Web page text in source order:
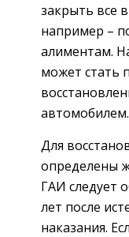
закрыть все
например –
алиментам.
может стать
автомобилем.
Для
определены
ГАИ следует
лет после
наказания.